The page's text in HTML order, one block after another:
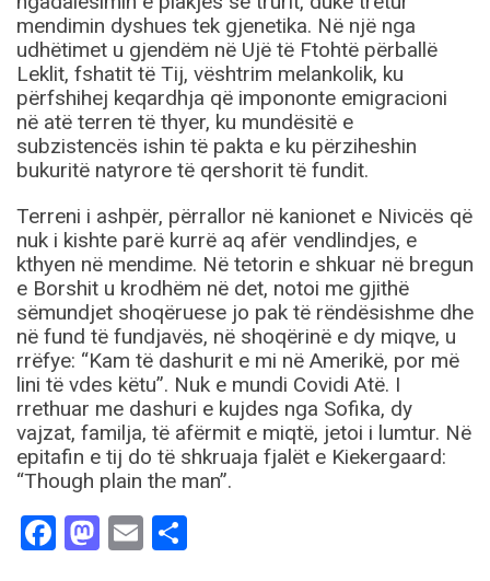
mendimin dyshues tek gjenetika. Në një nga
udhëtimet u gjendëm në Ujë të Ftohtë përballë
Leklit, fshatit të Tij, vështrim melankolik, ku
përfshihej keqardhja që impononte emigracioni
në atë terren të thyer, ku mundësitë e
subzistencës ishin të pakta e ku përziheshin
bukuritë natyrore të qershorit të fundit.
Terreni i ashpër, përrallor në kanionet e Nivicës që
nuk i kishte parë kurrë aq afër vendlindjes, e
kthyen në mendime. Në tetorin e shkuar në bregun
e Borshit u krodhëm në det, notoi me gjithë
sëmundjet shoqëruese jo pak të rëndësishme dhe
në fund të fundjavës, në shoqërinë e dy miqve, u
rrëfye: “Kam të dashurit e mi në Amerikë, por më
lini të vdes këtu”. Nuk e mundi Covidi Atë. I
rrethuar me dashuri e kujdes nga Sofika, dy
vajzat, familja, të afërmit e miqtë, jetoi i lumtur. Në
epitafin e tij do të shkruaja fjalët e Kiekergaard:
“Though plain the man”.
Facebook
Mastodon
Email